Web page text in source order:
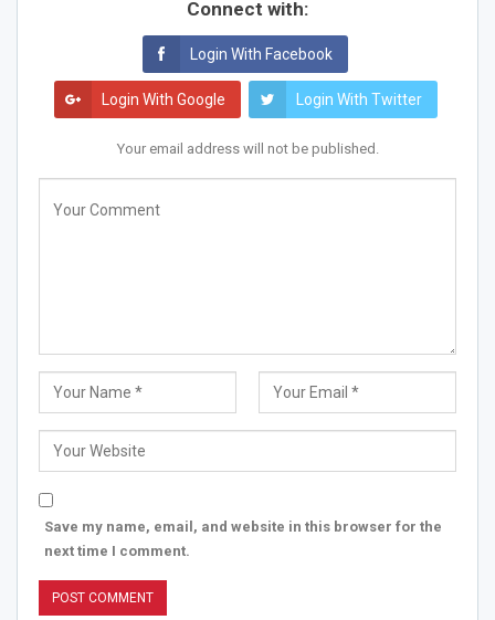
Connect with:
Login With Facebook
Login With Google Login With Twitter
Your email address will not be published.
Save my name, email, and website in this browser for the
next time I comment.